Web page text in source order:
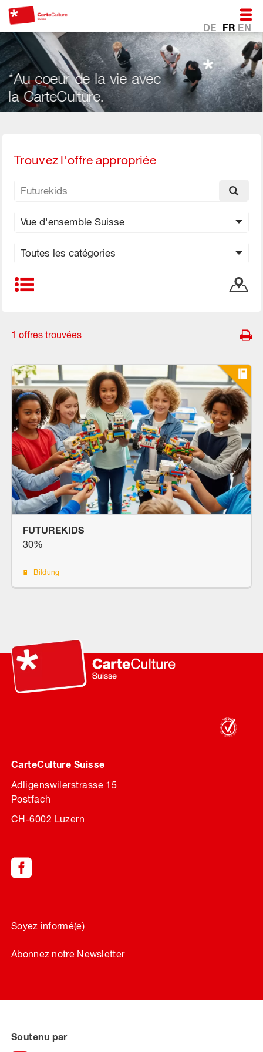
DE FR EN
coeur de la vie avec
Trouvez l'offre appropriée
1 offres trouvées
FUTUREKIDS
30%
Bildung
CarteCulture Suisse
Adligenswilerstrasse 15
Postfach
CH-6002 Luzern
Soyez informé(e)
Abonnez notre Newsletter
Soutenu par